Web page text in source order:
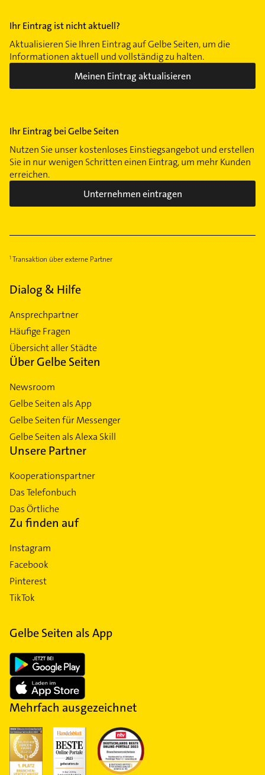
Ihr Eintrag ist nicht aktuell?
Aktualisieren Sie Ihren Eintrag auf Gelbe Seiten, um die
Informationen aktuell und vollständig zu halten.
Meinen Eintrag aktualisieren
Ihr Eintrag bei Gelbe Seiten
Nutzen Sie unser kostenloses Einstiegsangebot und erstellen
Sie in nur wenigen Schritten einen Eintrag, um mehr Kunden
erreichen.
Unternehmen eintragen
Transaktion über externe Partner
Dialog & Hilfe
Ansprechpartner
Häufige Fragen
Übersicht aller Städte
Über Gelbe Seiten
Newsroom
Gelbe Seiten als App
Gelbe Seiten für Messenger
Gelbe Seiten als Alexa Skill
Unsere Partner
Kooperationspartner
Das Telefonbuch
Das Örtliche
Zu finden auf
Instagram
Facebook
Pinterest
TikTok
Gelbe Seiten als App
Mehrfach ausgezeichnet